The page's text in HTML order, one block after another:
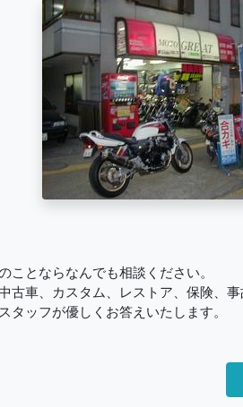
ことならなんでも相談ください。
古車、カスタム、レストア、保険、
タッフが優しくお答えいたします。